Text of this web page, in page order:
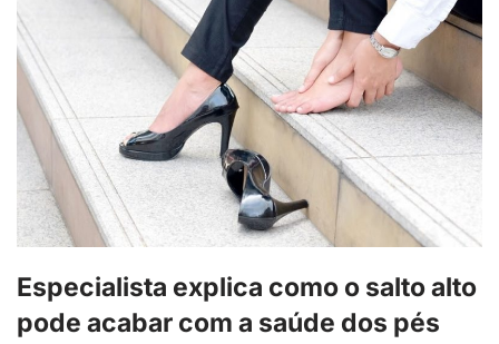
Especialista explica como o salto alto
pode acabar com a saúde dos pés